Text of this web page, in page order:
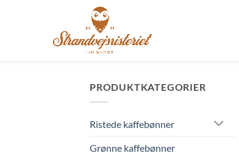
PRODUKTKATEGORIER
Ristede kaffebønner
Grønne kaffebønner